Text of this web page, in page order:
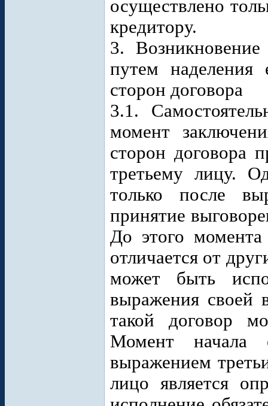
осуществлено
кредитору.
3.
путем наделения
сторон договора
3.1.
момент
сторон договора
третьему лицу.
только после
принятие
До этого момента
отличается от
может быть
выражения своей
такой договор
Момент начала
выражением
лицо является